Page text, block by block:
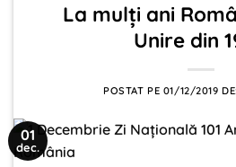
La mulți ani
Unire din
POSTAT PE 01/12/2019
01
dec.